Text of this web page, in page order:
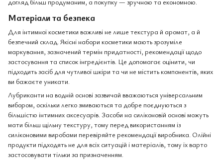
Матеріали та безпека
Для інтимної косметики важливі не лише текстура й аромат, а й
безпечний склад. Якісні набори косметики мають зрозуміле
маркування, зазначений термін придатності, рекомендації щодо
застосування та список інгредієнтів. Це допомагає оцінити, чи
підходить засіб для чутливої шкіри та чи не містить компонентів, яких
ви бажаєте уникати.
Лубриканти на водній основі зазвичай вважаються універсальним
вибором, оскільки легко змиваються та добре поєднуються з
більшістю інтимних аксесуарів. Засоби на силіконовій основі можуть
мати більш щільну текстуру, тому перед використанням із
силіконовими виробами перевіряйте рекомендації виробника. Олійні
продукти підходять не для всіх ситуацій і матеріалів, тому їх варто
застосовувати тільки за призначенням.